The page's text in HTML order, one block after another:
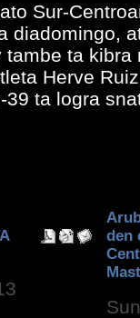
Sur-
diadomingo,
ta kibra
Herve
ta logra
den